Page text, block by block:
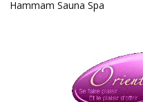
Hammam Sauna Spa